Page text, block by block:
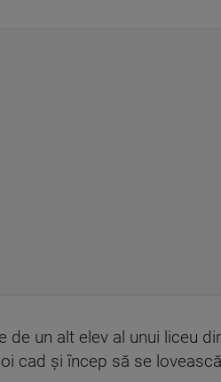
de un alt elev al unui liceu
cad și încep să se